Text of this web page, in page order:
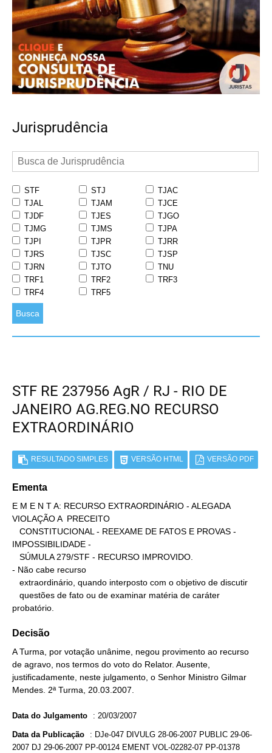
Jurisprudência
STF STJ
TJAC
TJAL
TJAM
TJCE
TJDF
TJES
TJGO
TJMG
TJMS
TJPA
TJPI
TJPR
TJRR
TJRS
TJSC
TJSP
TJRN
TJTO
TNU
TRF1
TRF2
TRF3
TRF4
TRF5
Busca
STF RE 237956 AgR / RJ - RIO DE
JANEIRO AG.REG.NO RECURSO
EXTRAORDINÁRIO
RESULTADO SIMPLES VERSÃO HTML VERSÃO PDF
Ementa
E M E N T A: RECURSO EXTRAORDINÁRIO - ALEGADA
VIOLAÇÃO A  PRECEITO
IMPOSSIBILIDADE -
- Não cabe recurso
probatório.
Decisão
A Turma, por votação unânime, negou provimento ao recurso
de agravo, nos termos do voto do Relator. Ausente,
justificadamente, neste julgamento, o Senhor Ministro Gilmar
Mendes. 2ª Turma, 20.03.2007.
Data do Julgamento : 20/03/2007
Data da Publicação : DJe-047 DIVULG 28-06-2007 PUBLIC 29-06-
2007 DJ 29-06-2007 PP-00124 EMENT VOL-02282-07 PP-01378